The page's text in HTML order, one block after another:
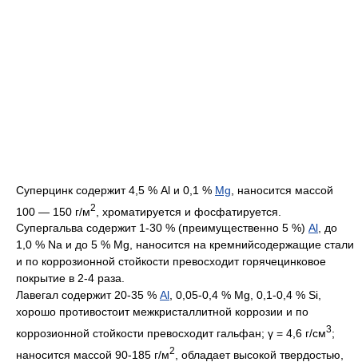
Суперцинк содержит 4,5 % Al и 0,1 % Mg , наносится массой
100 — 150 г/м2
, хроматируется и фосфатируется.
Супергальва содержит 1-30 % (преимущественно 5 %) Al, до
1,0 % Na и до 5 % Mg, наносится на кремнийсодержащие стали
и по коррозионной стойкости превосходит горячецинковое
покрытие в 2-4 раза.
Лавегал содержит 20-35 % Al, 0,05-0,4 % Mg, 0,1-0,4 % Si,
хорошо противостоит межкристаллитной коррозии и по
коррозионной стойкости превосходит гальфан; γ = 4,6 г/см3;
наносится массой 90-185 г/м2
, обладает высокой твердостью,